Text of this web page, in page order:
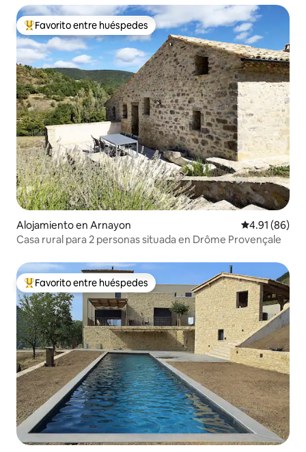
Favorito entre huéspedes preferido
Favorito entre huéspedes
Alojamiento en Arnayon Calificación
4.91 (86)
Casa rural para 2 personas situada en Drôme Provençale
Favorito entre huéspedes preferido
Favorito entre huéspedes